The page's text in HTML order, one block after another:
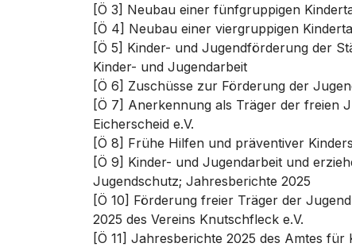
[Ö 3] Neubau einer fünfgruppigen
[Ö 4] Neubau einer viergruppigen
[Ö 5] Kinder- und Jugendförderung der
Kinder- und Jugendarbeit
[Ö 6] Zuschüsse zur Förderung der
[Ö 7] Anerkennung als Träger der freien
Eicherscheid e.V.
[Ö 8] Frühe Hilfen und präventiver
[Ö 9] Kinder- und Jugendarbeit und
Jugendschutz; Jahresberichte 2025
[Ö 10] Förderung freier Träger der
2025 des Vereins Knutschfleck e.V.
[Ö 11] Jahresberichte 2025 des Amtes